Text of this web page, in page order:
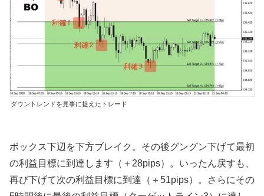
ダウントレンドを見事に捉えたトレード
ボックス下辺を下方ブレイク。その後グングン下げて最初
の利益目標に到達します（＋28pips）。いったん戻すも、
再び下げて次の利益目標に到達（＋51pips）。さらにその